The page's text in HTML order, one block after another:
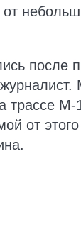
после
трассе
от